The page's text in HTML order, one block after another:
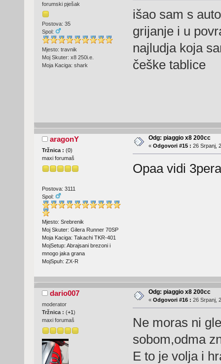
forumski pješak
Postova: 35
Spol:
Mjesto: travnik
Moj Skuter: x8 250i.e.
Moja Kaciga: shark
išao sam s
grijanje i u
najludja koja
češke tablice
aragonY
Tržnica : (0)
maxi forumaš
Postova: 3111
Spol:
Mjesto: Srebrenik
Moj Skuter: Gilera Runner 70SP
Moja Kaciga: Takachi TKR-401
MojSetup: Abrajsani brezoni i
mnogo jaka grana
MojSpuh: ZX-R
Odg: piaggio x8 200cc
« Odgovori #15 : 26 Srpanj,
Opaa vidi
dario007
moderator
Tržnica : (+1)
maxi forumaš
Odg: piaggio x8 200cc
« Odgovori #16 : 26 Srpanj,
Ne moras ni
sobom,odma
E to je volja i